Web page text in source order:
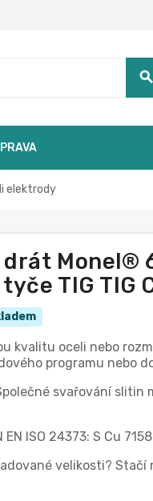
search
elektrody
Monel®
TIG TIG
kvalitu oceli nebo
programu nebo
svařování
EN ISO 24373: S Cu
velikosti?